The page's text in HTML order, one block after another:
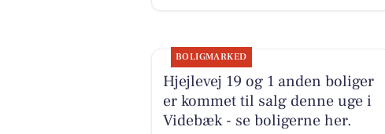
BOLIGMARKED
Hjejlevej 19 og 1 anden boliger
er kommet til salg denne uge i
Videbæk - se boligerne her.